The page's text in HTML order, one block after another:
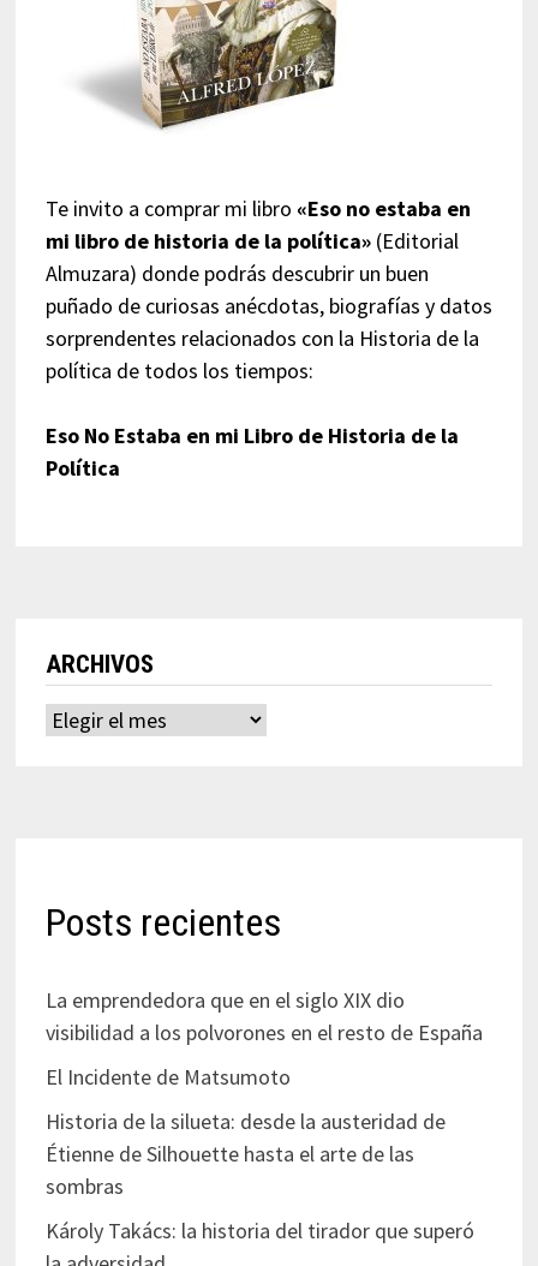
Te invito a comprar mi libro «Eso no estaba en
mi libro de historia de la política»(Editorial
Almuzara) donde podrás descubrir un buen
puñado de curiosas anécdotas, biografías y datos
sorprendentes relacionados con la Historia de la
política de todos los tiempos:
Eso No Estaba en mi Libro de Historia de la
Política
ARCHIVOS
Archivos
Posts recientes
La emprendedora que en el siglo XIX dio
visibilidad a los polvorones en el resto de España
El Incidente de Matsumoto
Historia de la silueta: desde la austeridad de
Étienne de Silhouette hasta el arte de las
sombras
Károly Takács: la historia del tirador que superó